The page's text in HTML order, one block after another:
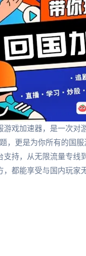
戏加速器，是一次对
，更是为你所有的国
支持，从无限流量专
，都能享受与国内玩